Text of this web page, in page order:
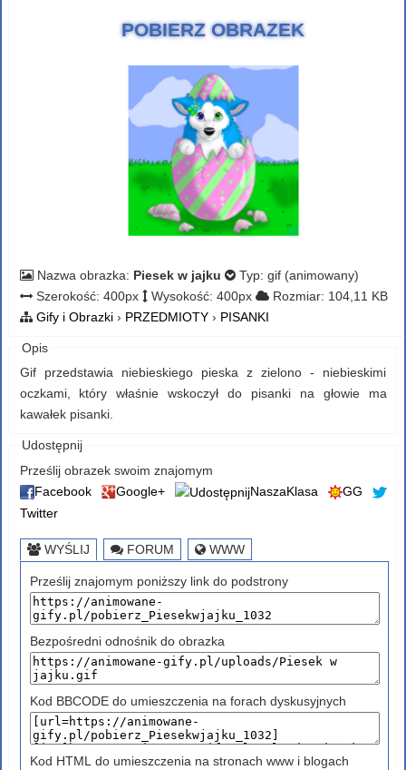
POBIERZ OBRAZEK
Nazwa obrazka: Piesek w jajku
Typ: gif (animowany)
Szerokość: 400px Wysokość: 400px
Rozmiar: 104,11 KB
Gify i Obrazki› PRZEDMIOTY › PISANKI
Opis
Gif przedstawia niebieskiego pieska z zielono - niebieskimi
oczkami, który właśnie wskoczył do pisanki na głowie ma
kawałek pisanki.
Udostępnij
Prześlij obrazek swoim znajomym
Facebook
Google+ NaszaKlasa
GG
Twitter
WYŚLIJ FORUM WWW
Prześlij znajomym poniższy link do podstrony
Bezpośredni odnośnik do obrazka
Kod BBCODE do umieszczenia na forach dyskusyjnych
Kod HTML do umieszczenia na stronach www i blogach